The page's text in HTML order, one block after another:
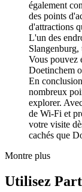
également
des points
d'attractions
L'un des
Vous pouvez
Doetinchem
En
nombreux
explorer.
de Wi-Fi et
votre visite
cachés que
Montre plus
Utilisez